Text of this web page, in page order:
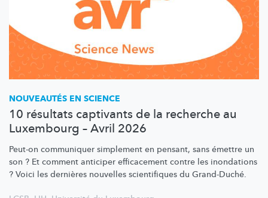
NOUVEAUTÉS EN SCIENCE
10 résultats captivants de la recherche au
Luxembourg – Avril 2026
Peut-on communiquer simplement en pensant, sans émettre un
son ? Et comment anticiper efficacement contre les inondations
? Voici les dernières nouvelles scientifiques du Grand-Duché.